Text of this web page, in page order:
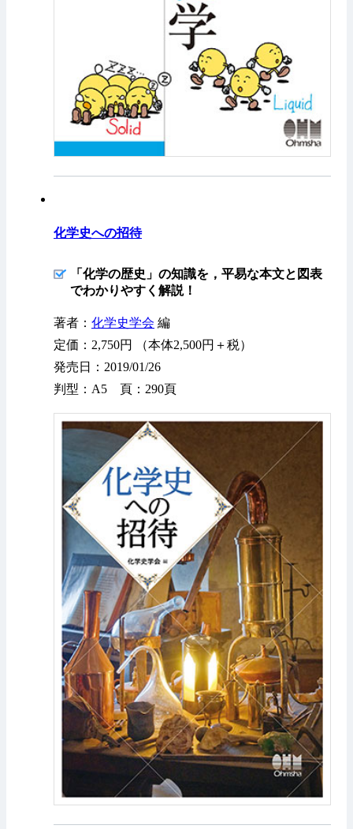
化学史への招待
「化学の歴史」の知識を，平易な本文と図表
でわかりやすく解説！
著者： 化学史学会 編
定価：2,750円 （本体2,500円＋税）
発売日：2019/01/26
判型：A5 頁：290頁